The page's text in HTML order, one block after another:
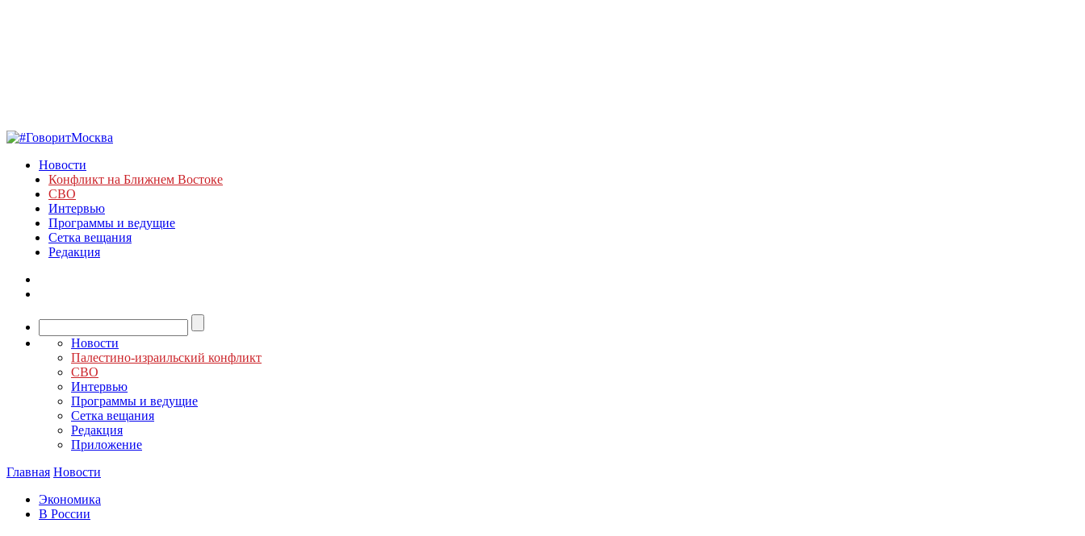
Новости
Конфликт на Ближнем Востоке
СВО
Интервью
Программы и ведущие
Сетка вещания
Редакция
Новости
Палестино-израильский конфликт
СВО
Интервью
Программы и ведущие
Сетка вещания
Редакция
Приложение
Главная Новости
Экономика
В России